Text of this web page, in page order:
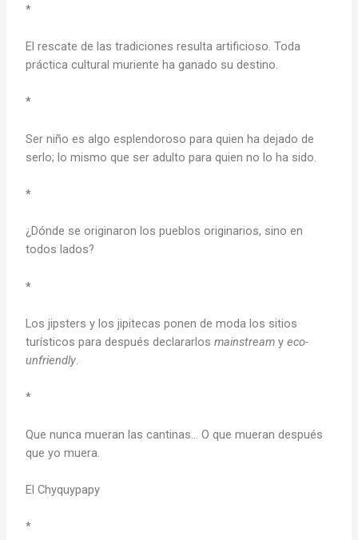
*
El rescate de las tradiciones resulta artificioso. Toda
práctica cultural muriente ha ganado su destino.
*
Ser niño es algo esplendoroso para quien ha dejado de
serlo; lo mismo que ser adulto para quien no lo ha sido.
*
¿Dónde se originaron los pueblos originarios, sino en
todos lados?
*
Los jipsters y los jipitecas ponen de moda los sitios
turísticos para después declararlosmainstreamyeco-
unfriendly.
*
Que nunca mueran las cantinas… O que mueran después
que yo muera.
El Chyquypapy
*